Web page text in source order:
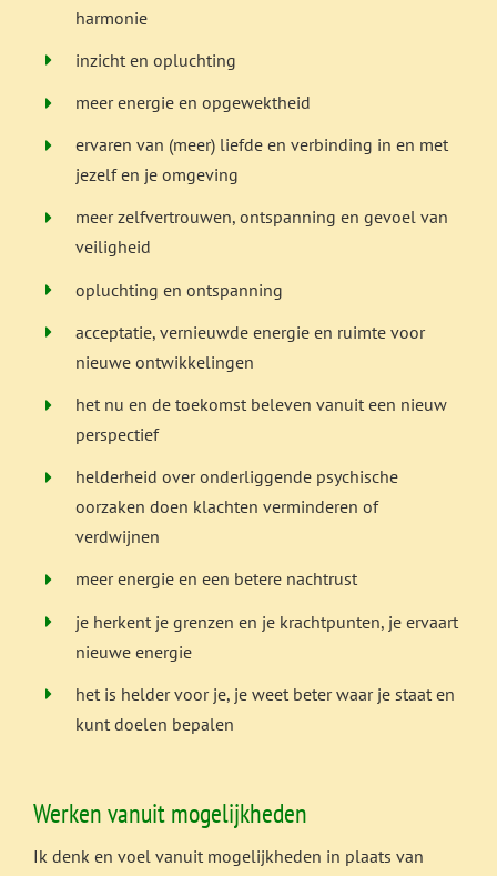
harmonie
inzicht en opluchting
meer energie en opgewektheid
ervaren van (meer) liefde en verbinding in en met
jezelf en je omgeving
meer zelfvertrouwen, ontspanning en gevoel van
veiligheid
opluchting en ontspanning
acceptatie, vernieuwde energie en ruimte voor
nieuwe ontwikkelingen
het nu en de toekomst beleven vanuit een nieuw
perspectief
helderheid over onderliggende psychische
oorzaken doen klachten verminderen of
verdwijnen
meer energie en een betere nachtrust
je herkent je grenzen en je krachtpunten, je ervaart
nieuwe energie
het is helder voor je, je weet beter waar je staat en
kunt doelen bepalen
Werken vanuit mogelijkheden
Ik denk en voel vanuit mogelijkheden in plaats van